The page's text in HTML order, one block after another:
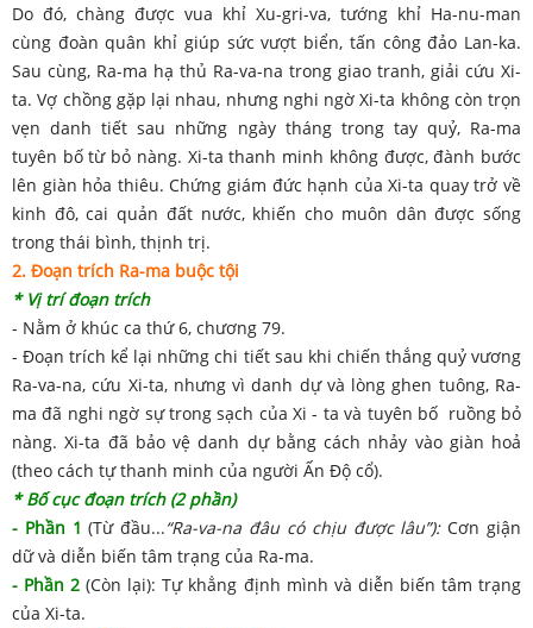
Do đó, chàng được vua khỉ Xu-gri-va, tướng khỉ Ha-nu-man
cùng đoàn quân khỉ giúp sức vượt biển, tấn công đảo Lan-ka.
Sau cùng, Ra-ma hạ thủ Ra-va-na trong giao tranh, giải cứu Xi-
ta. Vợ chồng gặp lại nhau, nhưng nghi ngờ Xi-ta không còn trọn
vẹn danh tiết sau những ngày tháng trong tay quỷ, Ra-ma
tuyên bố từ bỏ nàng. Xi-ta thanh minh không được, đành bước
lên giàn hỏa thiêu. Chứng giám đức hạnh của Xi-ta quay trở về
kinh đô, cai quản đất nước, khiến cho muôn dân được sống
trong thái bình, thịnh trị.
2. Đoạn trích Ra-ma buộc tội
* Vị trí đoạn trích
- Nằm ở khúc ca thứ 6, chương 79.
- Đoạn trích kể lại những chi tiết sau khi chiến thắng quỷ vương
Ra-va-na, cứu Xi-ta, nhưng vì danh dự và lòng ghen tuông, Ra-
ma đã nghi ngờ sự trong sạch của Xi - ta và tuyên bố ruồng bỏ
nàng. Xi-ta đã bảo vệ danh dự bằng cách nhảy vào giàn hoả
(theo cách tự thanh minh của người Ấn Độ cổ).
* Bố cục đoạn trích (2 phần)
- Phần 1 (Từ đầu...“Ra-va-na đâu có chịu được lâu”):Cơn giận
dữ và diễn biến tâm trạng của Ra-ma.
- Phần 2 (Còn lại): Tự khẳng định mình và diễn biến tâm trạng
của Xi-ta.